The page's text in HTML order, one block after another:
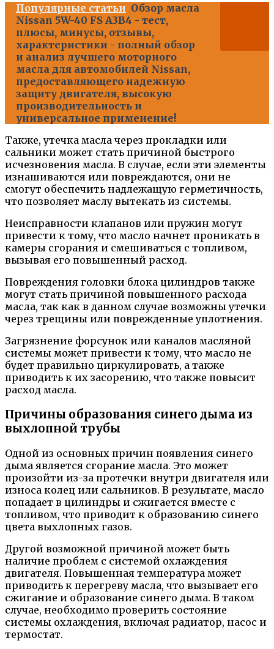
Популярные статьи Обзор масла
Nissan 5W-40 FS A3B4 - тест,
плюсы, минусы, отзывы,
характеристики - полный обзор
и анализ лучшего моторного
масла для автомобилей Nissan,
предоставляющего надежную
защиту двигателя, высокую
производительность и
универсальное применение!
Также, утечка масла через прокладки или
сальники может стать причиной быстрого
исчезновения масла. В случае, если эти элементы
изнашиваются или повреждаются, они не
смогут обеспечить надлежащую герметичность,
что позволяет маслу вытекать из системы.
Неисправности клапанов или пружин могут
привести к тому, что масло начнет проникать в
камеры сгорания и смешиваться с топливом,
вызывая его повышенный расход.
Повреждения головки блока цилиндров также
могут стать причиной повышенного расхода
масла, так как в данном случае возможны утечки
через трещины или поврежденные уплотнения.
Загрязнение форсунок или каналов масляной
системы может привести к тому, что масло не
будет правильно циркулировать, а также
приводить к их засорению, что также повысит
расход масла.
Причины образования синего дыма из
выхлопной трубы
Одной из основных причин появления синего
дыма является сгорание масла. Это может
произойти из-за протечки внутри двигателя или
износа колец или сальников. В результате, масло
попадает в цилиндры и сжигается вместе с
топливом, что приводит к образованию синего
цвета выхлопных газов.
Другой возможной причиной может быть
наличие проблем с системой охлаждения
двигателя. Повышенная температура может
приводить к перегреву масла, что вызывает его
сжигание и образование синего дыма. В таком
случае, необходимо проверить состояние
системы охлаждения, включая радиатор, насос и
термостат.